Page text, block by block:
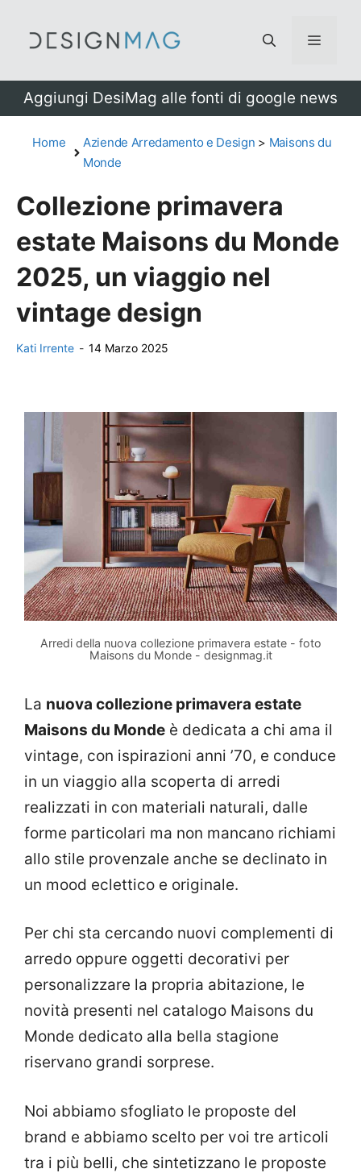
Menu
Aggiungi DesiMag alle fonti di google news
Home Aziende Arredamento e Design > Maisons du
Monde
Collezione primavera
estate Maisons du Monde
2025, un viaggio nel
vintage design
Kati Irrente - 14 Marzo 2025
Arredi della nuova collezione primavera estate - foto
Maisons du Monde - designmag.it
La nuova collezione primavera estate
Maisons du Monde è dedicata a chi ama il
vintage, con ispirazioni anni ’70, e conduce
in un viaggio alla scoperta di arredi
realizzati in con materiali naturali, dalle
forme particolari ma non mancano richiami
allo stile provenzale anche se declinato in
un mood eclettico e originale.
Per chi sta cercando nuovi complementi di
arredo oppure oggetti decorativi per
personalizzare la propria abitazione, le
novità presenti nel catalogo Maisons du
Monde dedicato alla bella stagione
riservano grandi sorprese.
Noi abbiamo sfogliato le proposte del
brand e abbiamo scelto per voi tre articoli
tra i più belli, che sintetizzano le proposte